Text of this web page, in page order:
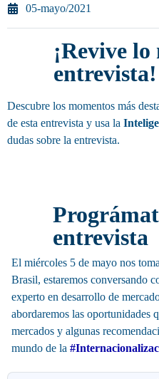
05-mayo/2021
¡Revive
entrevista!
Descubre los momentos más
de esta entrevista y usa la
dudas sobre la entrevista.
entrevista
El miércoles 5 de mayo nos
Brasil, estaremos conversando
experto en desarrollo de
abordaremos las oportunidades
mercados y algunas
mundo de la